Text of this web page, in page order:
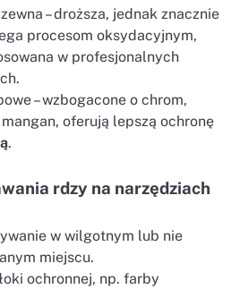
– droższa, jednak znacznie
procesom oksydacyjnym,
w profesjonalnych
– wzbogacone o chrom,
oferują lepszą ochronę
.
rdzy na narzędziach
w wilgotnym lub nie
miejscu.
ochronnej, np. farby